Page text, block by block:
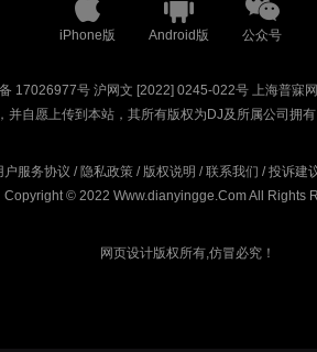
iPhone版 Android版 公众号
17026977号 沪网文 [2022] 0245-022号 上海普寐
并自愿上传到本站，其所有版权为DJ及所属公司拥
户服务协议 / 隐私政策/ 版权说明 /联系我们 /投诉建
Copyright © 2022 Www.dianyingge.Com All Rights
网页设计版权所有,仿冒必究！